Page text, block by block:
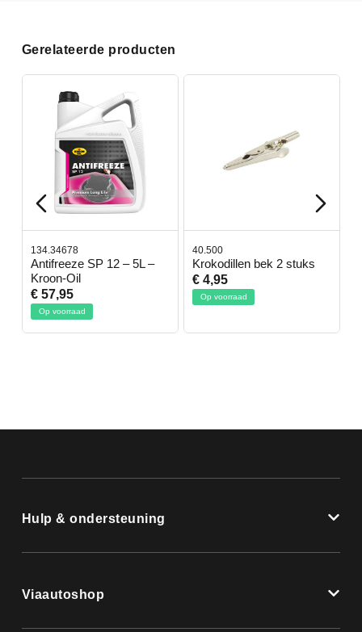
Gerelateerde producten
134.34678
Antifreeze SP 12 – 5L –
Kroon-Oil
€ 57,95
Op voorraad
40.500
Krokodillen bek 2 stuks
€ 4,95
Op voorraad
Hulp & ondersteuning
Viaautoshop